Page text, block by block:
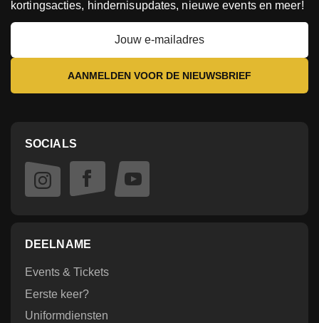
kortingsacties, hindernisupdates, nieuwe events en meer!
DEELNAME
Events & Tickets
Eerste keer?
Uniformdiensten
SOCIALS